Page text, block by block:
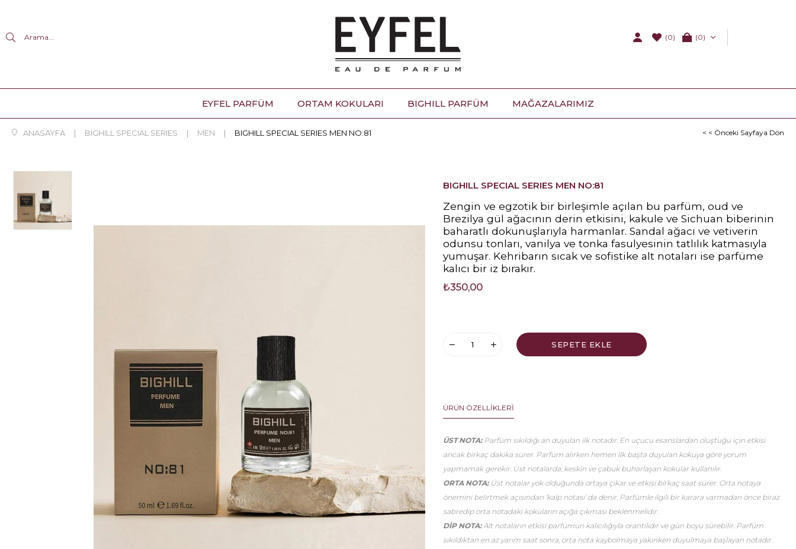
Arama... (0) 0
EYFEL PARFÜM ORTAM KOKULARI BIGHILL PARFÜM MAĞAZALARIMIZ
ANASAYFA BIGHILL SPECIAL SERIES MEN BIGHILL SPECIAL SERIES MEN NO:81 < < Önceki Sayfaya Dön
BIGHILL SPECIAL SERIES MEN NO:81
Zengin ve egzotik bir birleşimle açılan bu parfüm, oud ve
Brezilya gül ağacının derin etkisini, kakule ve Sichuan biberinin
baharatlı dokunuşlarıyla harmanlar. Sandal ağacı ve vetiverin
odunsu tonları, vanilya ve tonka fasulyesinin tatlılık katmasıyla
yumuşar. Kehribarın sıcak ve sofistike alt notaları ise parfüme
kalıcı bir iz bırakır.
₺350,00
ÜRÜN ÖZELLIKLERI
ÜST NOTA:Parfüm sıkıldığı an duyulan ilk notadır. En uçucu esanslardan oluştuğu için etkisi
ancak birkaç dakika sürer. Parfüm alırken hemen ilk başta duyulan kokuya göre yorum
yapmamak gerekir. Üst notalarda, keskin ve çabuk buharlaşan kokular kullanılır.
ORTA NOTA: Üst notalar yok olduğunda ortaya çıkar ve etkisi birkaç saat sürer. Orta notaya
önemini belirtmek açısından ‘kalp notası’ da denir. Parfümle ilgili bir karara varmadan önce biraz
sabredip orta notadaki kokuların açığa çıkması beklenmelidir.
DİP NOTA:Alt notaların etkisi parfümün kalıcılığıyla orantılıdır ve gün boyu sürebilir. Parfüm
sıkıldıktan en az yarım saat sonra, orta nota kaybolmaya yakınken duyulmaya başlayan notadır.